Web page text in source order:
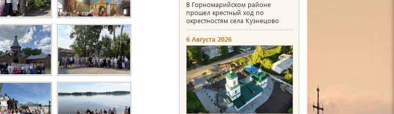
В Горномарийском районе
прошел крестный ход по
окрестностям села Кузнецово
6 Августа 2026